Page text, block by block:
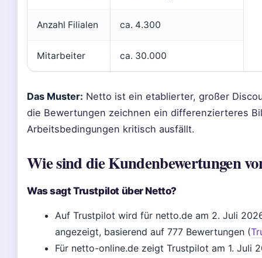
Anzahl Filialen ca. 4.300
Mitarbeiter ca. 30.000
Das Muster: Netto ist ein etablierter, großer
die Bewertungen zeichnen ein differenzierteres
Arbeitsbedingungen kritisch ausfällt.
Wie sind die Kundenbewertungen
Was sagt Trustpilot über Netto?
Auf Trustpilot wird für netto.de am 2. Juli
angezeigt, basierend auf 777 Bewertungen (
Für netto-online.de zeigt Trustpilot am 1. Juli